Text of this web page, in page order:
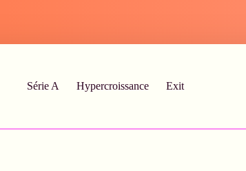
Série A Hypercroissance Exit